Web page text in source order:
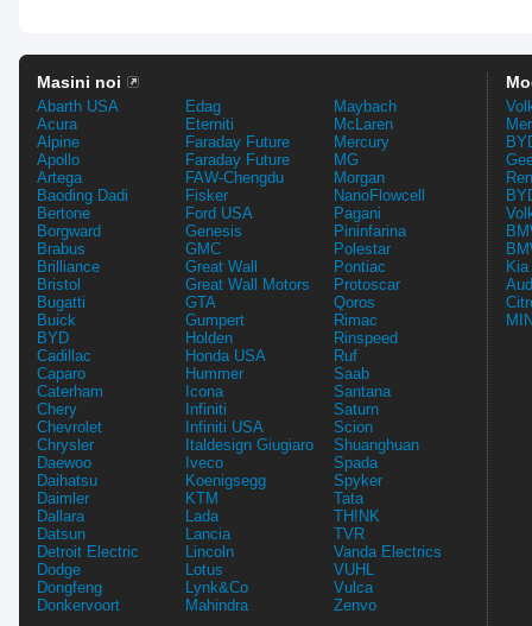
Masini noi
Abarth USA
Acura
Alpine
Apollo
Artega
Baoding Dadi
Bertone
Borgward
Brabus
Brilliance
Bristol
Bugatti
Buick
BYD
Cadillac
Caparo
Caterham
Chery
Chevrolet
Chrysler
Daewoo
Daihatsu
Daimler
Dallara
Datsun
Detroit Electric
Dodge
Dongfeng
Donkervoort
Edag
Eterniti
Faraday Future
Faraday Future
FAW-Chengdu
Fisker
Ford USA
Genesis
GMC
Great Wall
Great Wall Motors
GTA
Gumpert
Holden
Honda USA
Hummer
Icona
Infiniti
Infiniti USA
Italdesign Giugiaro
Iveco
Koenigsegg
KTM
Lada
Lancia
Lincoln
Lotus
Lynk&Co
Mahindra
Maybach
McLaren
Mercury
MG
Morgan
NanoFlowcell
Pagani
Pininfarina
Polestar
Pontiac
Protoscar
Qoros
Rimac
Rinspeed
Ruf
Saab
Santana
Saturn
Scion
Shuanghuan
Spada
Spyker
Tata
TH!NK
TVR
Vanda Electrics
VUHL
Vulca
Zenvo